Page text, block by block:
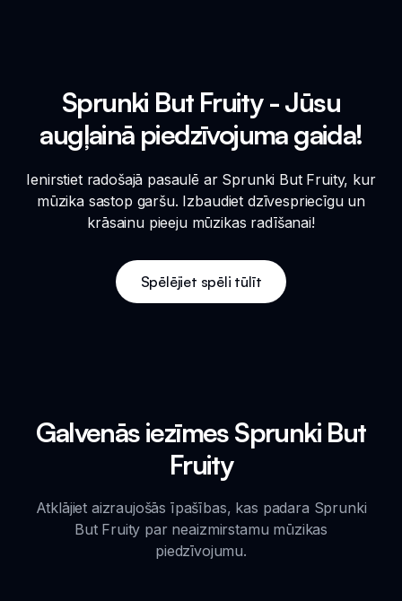
Sprunki But Fruity - Jūsu
augļainā piedzīvojuma gaida!
Ienirstiet radošajā pasaulē ar Sprunki But Fruity, kur
mūzika sastop garšu. Izbaudiet dzīvespriecīgu un
krāsainu pieeju mūzikas radīšanai!
Spēlējiet spēli tūlīt
Galvenās iezīmes Sprunki But
Fruity
Atklājiet aizraujošās īpašības, kas padara Sprunki
But Fruity par neaizmirstamu mūzikas
piedzīvojumu.